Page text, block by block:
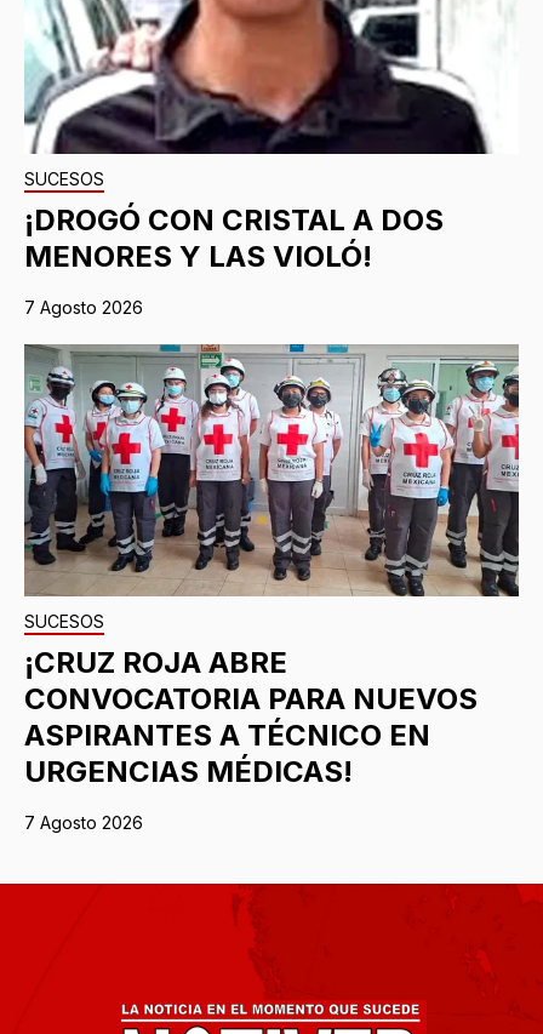
SUCESOS
¡DROGÓ CON CRISTAL A DOS
MENORES Y LAS VIOLÓ!
7 Agosto 2026
SUCESOS
¡CRUZ ROJA ABRE
CONVOCATORIA PARA NUEVOS
ASPIRANTES A TÉCNICO EN
URGENCIAS MÉDICAS!
7 Agosto 2026